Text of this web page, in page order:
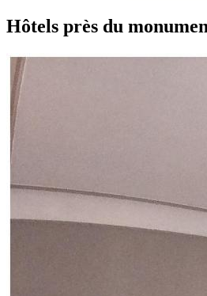
Hôtels près du